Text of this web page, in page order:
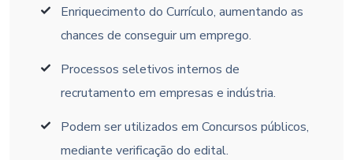
Enriquecimento do Currículo, aumentando as
chances de conseguir um emprego.
Processos seletivos internos de
recrutamento em empresas e indústria.
Podem ser utilizados em Concursos públicos,
mediante verificação do edital.